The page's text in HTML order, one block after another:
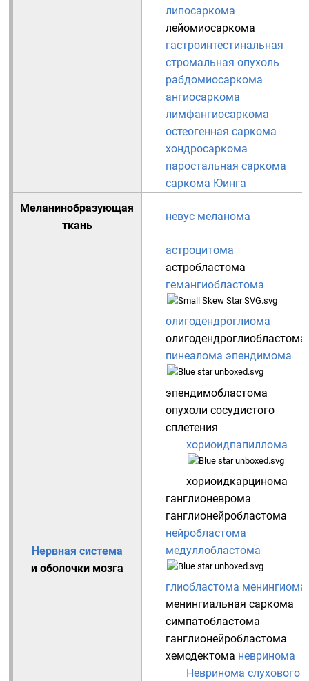
липосаркома
лейомиосаркома
гастроинтестинальная
стромальная опухоль
рабдомиосаркома
ангиосаркома
лимфангиосаркома
остеогенная саркома
хондросаркома
паростальная саркома
саркома Юинга
Меланинобразующая
ткань
невус меланома
Нервная система
и оболочки мозга
астроцитома
астробластома
гемангиобластома
олигодендроглиома
олигодендроглиобластома
пинеалома эпендимома
эпендимобластома
опухоли сосудистого
сплетения
хориоидпапиллома
хориоидкарцинома
ганглионеврома
ганглионейробластома
нейробластома
медуллобластома
глиобластома менингиома
менингиальная саркома
симпатобластома
ганглионейробластома
хемодектома невринома
Невринома слухового